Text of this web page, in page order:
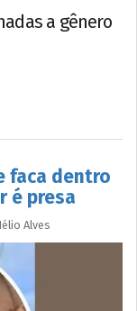
a gênero
faca dentro
é presa
Alves